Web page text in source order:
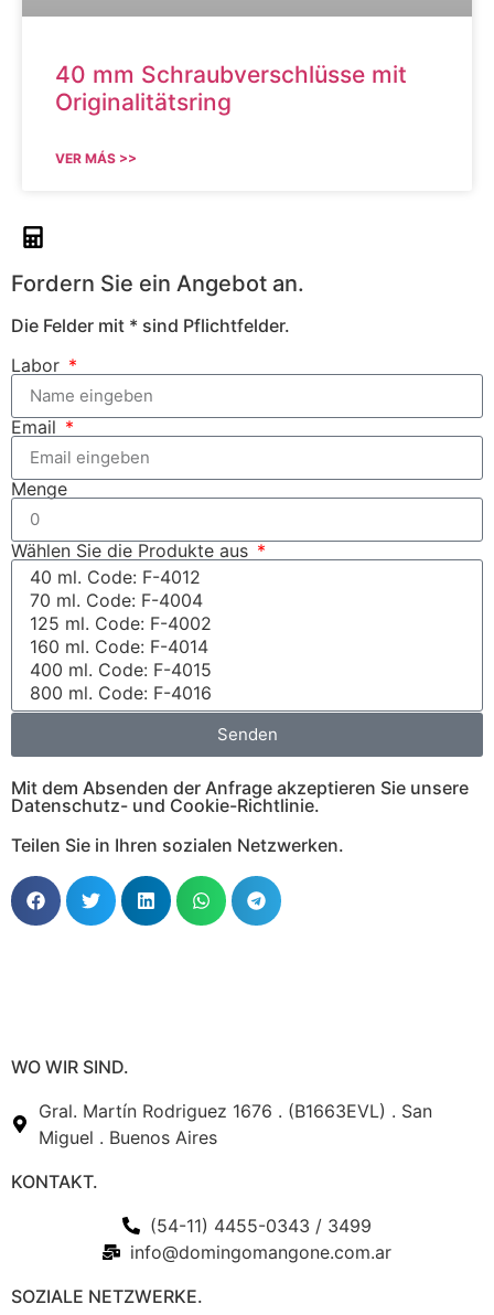
40 mm Schraubverschlüsse mit
Originalitätsring
VER MÁS >>
Fordern Sie ein Angebot an.
Die Felder mit * sind Pflichtfelder.
Labor
Email
Menge
Wählen Sie die Produkte aus
Senden
Mit dem Absenden der Anfrage akzeptieren Sie unsere
Datenschutz- und Cookie-Richtlinie.
Teilen Sie in Ihren sozialen Netzwerken.
WO WIR SIND.
Gral. Martín Rodriguez 1676 . (B1663EVL) . San
Miguel . Buenos Aires
KONTAKT.
(54-11) 4455-0343 / 3499
info@domingomangone.com.ar
SOZIALE NETZWERKE.